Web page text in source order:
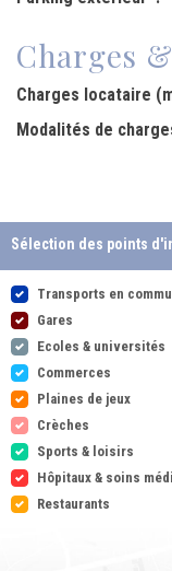
Charges
Charges locataire
Modalités de
Sélection des points
Transports en
Gares
Ecoles & universités
Commerces
Plaines de jeux
Crèches
Sports & loisirs
Hôpitaux & soins
Restaurants